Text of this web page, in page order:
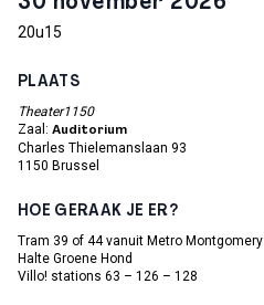
20u15
PLAATS
Theater1150
Zaal: Auditorium
Charles Thielemanslaan 93
1150 Brussel
HOE GERAAK JE ER?
Tram 39 of 44 vanuit Metro Montgomery
Halte Groene Hond
Villo! stations 63 – 126 – 128